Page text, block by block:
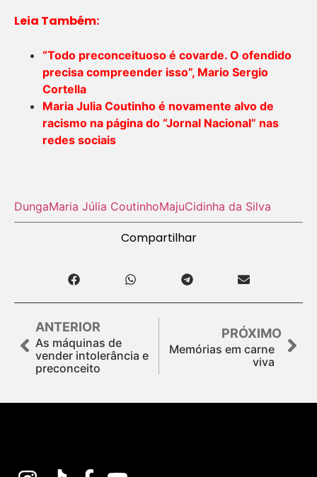
Leia Também:
“Todo preconceituoso é covarde. O ofendido
precisa compreender isso”, Mario Sergio
Cortella
Maria Julia Coutinho é novamente alvo de
racismo na página do “Jornal Nacional” nas
redes sociais
DungaMaria Júlia CoutinhoMajuCidinha da Silva
Compartilhar
ANTERIOR
As máquinas de
vender intolerância e
preconceito
PRÓXIMO
Memórias em carne
viva